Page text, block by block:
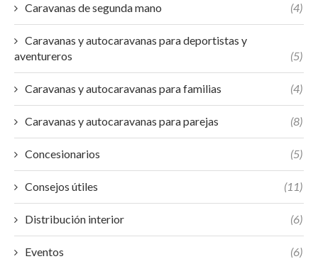
Caravanas de segunda mano (4)
Caravanas y autocaravanas para deportistas y
aventureros
(5)
Caravanas y autocaravanas para familias (4)
Caravanas y autocaravanas para parejas (8)
Concesionarios (5)
Consejos útiles (11)
Distribución interior (6)
Eventos (6)